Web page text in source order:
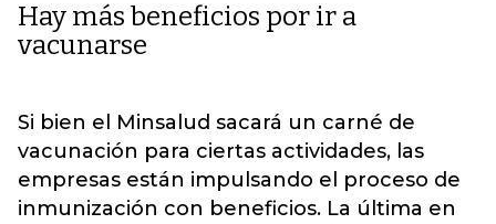
Hay más beneficios por ir a
vacunarse
Si bien el Minsalud sacará un carné de
vacunación para ciertas actividades, las
empresas están impulsando el proceso de
inmunización con beneficios. La última en